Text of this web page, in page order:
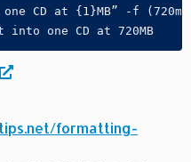
CD at {1}MB” -f
one CD at 720MB
formatting-